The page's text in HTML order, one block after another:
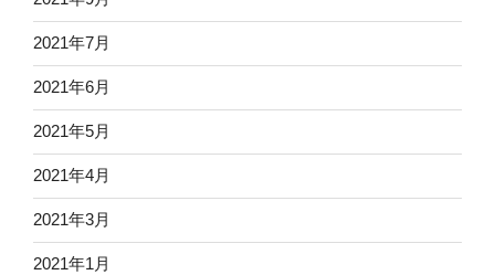
2021年7月
2021年6月
2021年5月
2021年4月
2021年3月
2021年1月